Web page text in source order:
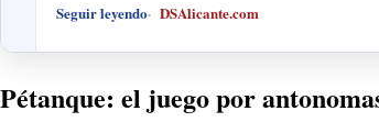
Seguir leyendo DSAlicante.com
Pétanque: el juego por